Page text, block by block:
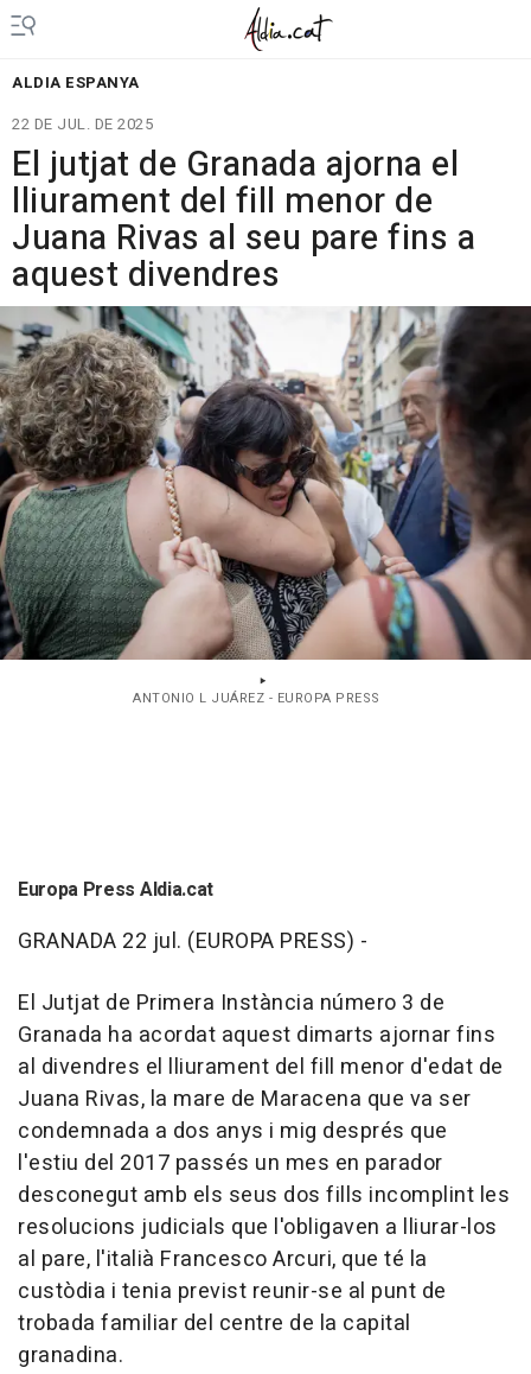
ALDIA ESPANYA
22 DE JUL. DE 2025
El jutjat de Granada ajorna el
lliurament del fill menor de
Juana Rivas al seu pare fins a
aquest divendres
ANTONIO L JUÁREZ - EUROPA PRESS
Europa Press Aldia.cat
GRANADA 22 jul. (EUROPA PRESS) -
El Jutjat de Primera Instància número 3 de
Granada ha acordat aquest dimarts ajornar fins
al divendres el lliurament del fill menor d'edat de
Juana Rivas, la mare de Maracena que va ser
condemnada a dos anys i mig després que
l'estiu del 2017 passés un mes en parador
desconegut amb els seus dos fills incomplint les
resolucions judicials que l'obligaven a lliurar-los
al pare, l'italià Francesco Arcuri, que té la
custòdia i tenia previst reunir-se al punt de
trobada familiar del centre de la capital
granadina.